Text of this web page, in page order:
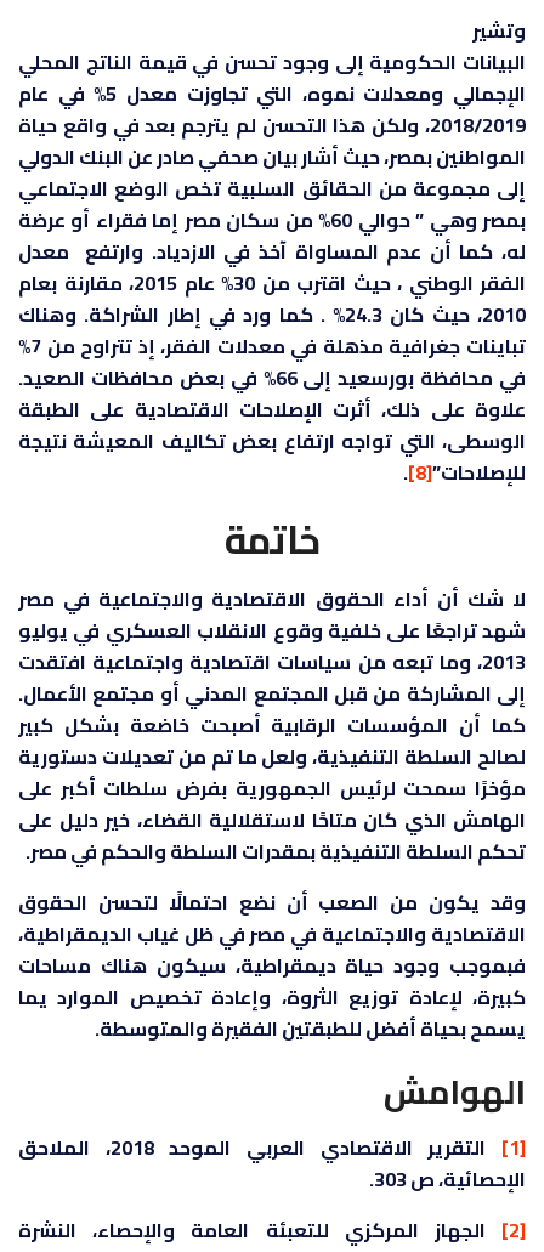
وتشير
البيانات الحكومية إلى وجود تحسن في قيمة الناتج المحلي
الإجمالي ومعدلات نموه، التي تجاوزت معدل 5% في عام
2018/2019، ولكن هذا التحسن لم يترجم بعد في واقع حياة
المواطنين بمصر، حيث أشار بيان صحفي صادر عن البنك الدولي
إلى مجموعة من الحقائق السلبية تخص الوضع الاجتماعي
بمصر وهي ” حوالي 60% من سكان مصر إما فقراء أو عرضة
له، كما أن عدم المساواة آخذ في الازدياد. وارتفع معدل
الفقر الوطني ، حيث اقترب من 30% عام 2015، مقارنة بعام
2010، حيث كان 24.3% . كما ورد في إطار الشراكة. وهناك
تباينات جغرافية مذهلة في معدلات الفقر، إذ تتراوح من 7%
في محافظة بورسعيد إلى 66% في بعض محافظات الصعيد.
علاوة على ذلك، أثرت الإصلاحات الاقتصادية على الطبقة
الوسطى، التي تواجه ارتفاع بعض تكاليف المعيشة نتيجة
للإصلاحات”[8]
.
خاتمة
لا شك أن أداء الحقوق الاقتصادية والاجتماعية في مصر
شهد تراجعًا على خلفية وقوع الانقلاب العسكري في يوليو
2013، وما تبعه من سياسات اقتصادية واجتماعية افتقدت
إلى المشاركة من قبل المجتمع المدني أو مجتمع الأعمال.
كما أن المؤسسات الرقابية أصبحت خاضعة بشكل كبير
لصالح السلطة التنفيذية، ولعل ما تم من تعديلات دستورية
مؤخرًا سمحت لرئيس الجمهورية بفرض سلطات أكبر على
الهامش الذي كان متاحًا لاستقلالية القضاء، خير دليل على
تحكم السلطة التنفيذية بمقدرات السلطة والحكم في مصر.
وقد يكون من الصعب أن نضع احتمالًا لتحسن الحقوق
الاقتصادية والاجتماعية في مصر في ظل غياب الديمقراطية،
فبموجب وجود حياة ديمقراطية، سيكون هناك مساحات
كبيرة، لإعادة توزيع الثروة، وإعادة تخصيص الموارد يما
يسمح بحياة أفضل للطبقتين الفقيرة والمتوسطة.
الهوامش
[1]
التقرير الاقتصادي العربي الموحد 2018، الملاحق
الإحصائية، ص 303.
[2]
الجهاز المركزي للتعبئة العامة والإحصاء، النشرة